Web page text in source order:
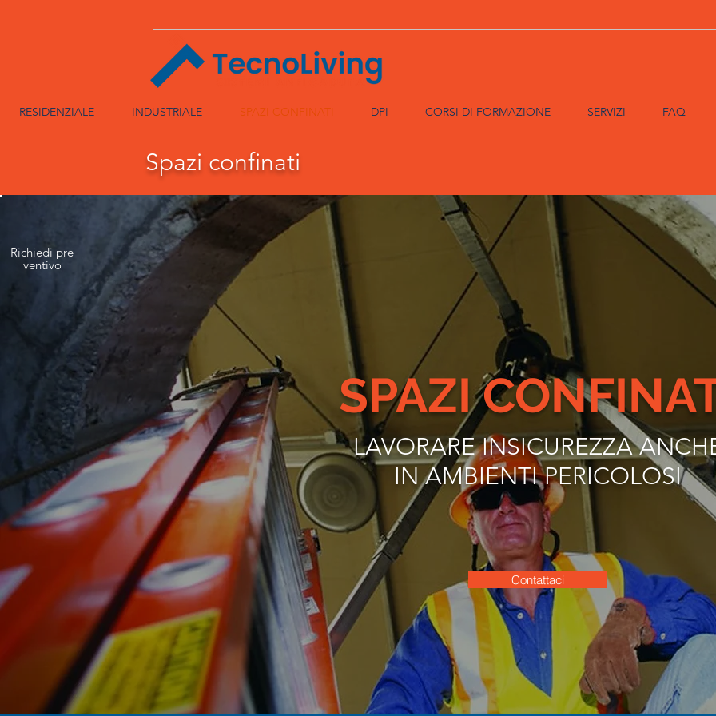
Richiedi pre
ventivo
RESIDENZIALE INDUSTRIALE SPAZI CONFINATI DPI CORSI DI FORMAZIONE SERVIZI FAQ
Spazi confinati
SPAZI
LAVORARE INSICUREZZA
IN AMBIENTI PERICOLOSI
Contattaci